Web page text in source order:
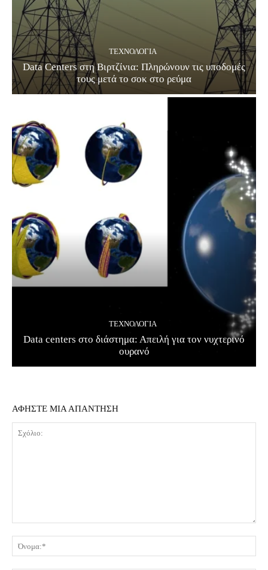
ΤΕΧΝΟΛΟΓΊΑ
Data Centers στη Βιρτζίνια: Πληρώνουν τις υποδομές
τους μετά το σοκ στο ρεύμα
ΤΕΧΝΟΛΟΓΊΑ
Data centers στο διάστημα: Απειλή για τον νυχτερινό
ουρανό
ΑΦΗΣΤΕ ΜΙΑ ΑΠΑΝΤΗΣΗ